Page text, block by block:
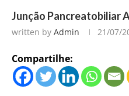
Junção Pancreatobiliar
written by Admin 21/07/
Compartilhe: